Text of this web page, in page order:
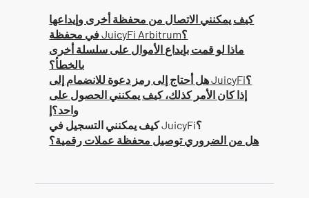
كيف يمكنني الاتصال من محفظة أخرى وإيداعها
في محفظة JuicyFi Arbitrum؟
ماذا لو قمت بإيداع الأموال على سلسلة أخرى
بالخطأ؟
هل أحتاج إلى رمز دعوة للانضمام إلى JuicyFi؟
إذا كان الأمر كذلك، كيف يمكنني الحصول على
واحد؟إ
كيف يمكنني التسجيل في JuicyFi؟
هل من الضروري توصيل محفظة عملات رقمية؟